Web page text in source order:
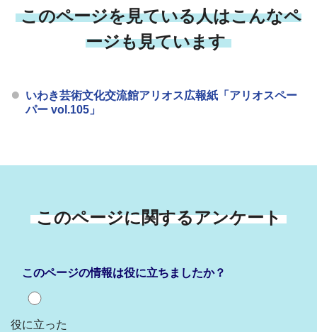
このページを見ている人はこんなペ
ージも見ています
いわき芸術文化交流館アリオス広報紙「アリオスペー
パー vol.105」
このページに関するアンケート
このページの情報は役に立ちましたか？
役に立った